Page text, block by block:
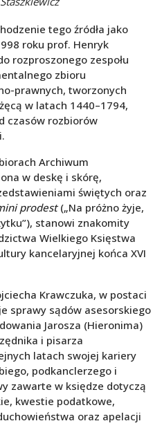
tego źródła jako
roku prof. Henryk
rozproszonego zespołu
zbioru
prawnych, tworzonych
w latach 1440–1794,
czasów rozbiorów
Archiwum
w deskę i skórę,
świętych oraz
prodest(„Na próżno żyje,
stanowi znakomity
Wielkiego Księstwa
kancelaryjnej końca XVI
Krawczuka, w postaci
sprawy sądów asesorskiego
Jarosza (Hieronima)
i pisarza
latach swojej kariery
podkanclerzego i
zawarte w księdze dotyczą
kwestie podatkowe,
oraz apelacji